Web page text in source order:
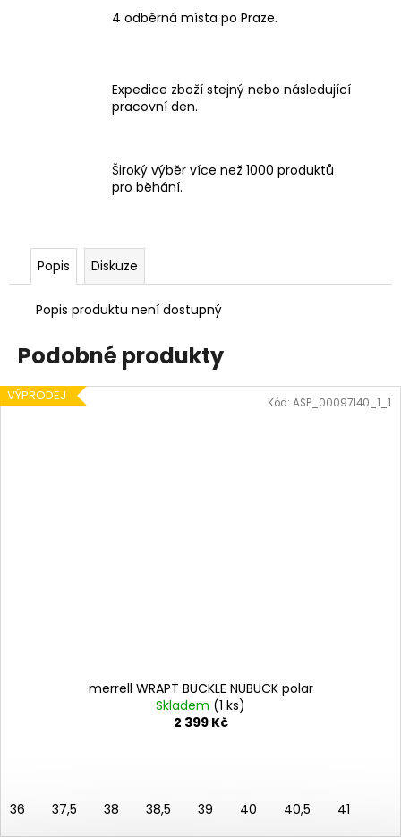
4 odběrná místa po Praze.
Expedice zboží stejný nebo následující
pracovní den.
Široký výběr více než 1000 produktů
pro běhání.
Popis Diskuze
Popis produktu není dostupný
Podobné produkty
VÝPRODEJ
merrell WRAPT BUCKLE NUBUCK polar
Skladem (1 ks)
2 399 Kč
36 37,5 38 38,5 39 40 40,5 41
Kód: ASP_00097140_1_1